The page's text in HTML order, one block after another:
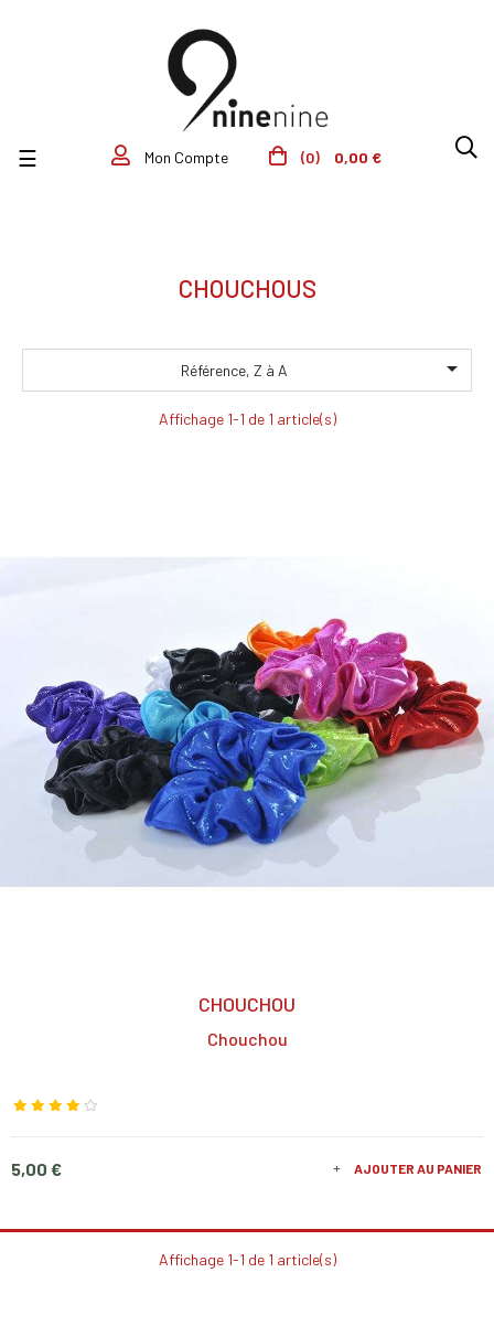
Basculer la navigation
☰ Mon Compte (0) 0,00 €
CHOUCHOUS
Référence, Z à A 
Affichage 1-1 de 1 article(s)
CHOUCHOU
Chouchou
AJOUTER AU PANIER
Prix
5,00 €
Affichage 1-1 de 1 article(s)